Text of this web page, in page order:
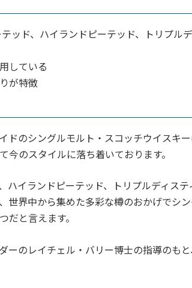
ッド、ハイランドピーテッド、トリプル
している
が特徴
ドのシングルモルト・スコッチウイスキ
今のスタイルに落ち着いております。
ハイランドピーテッド、トリプルディス
世界中から集めた多彩な樽のおかげでシ
だと言えます。
ーのレイチェル・バリー博士の指導のもと